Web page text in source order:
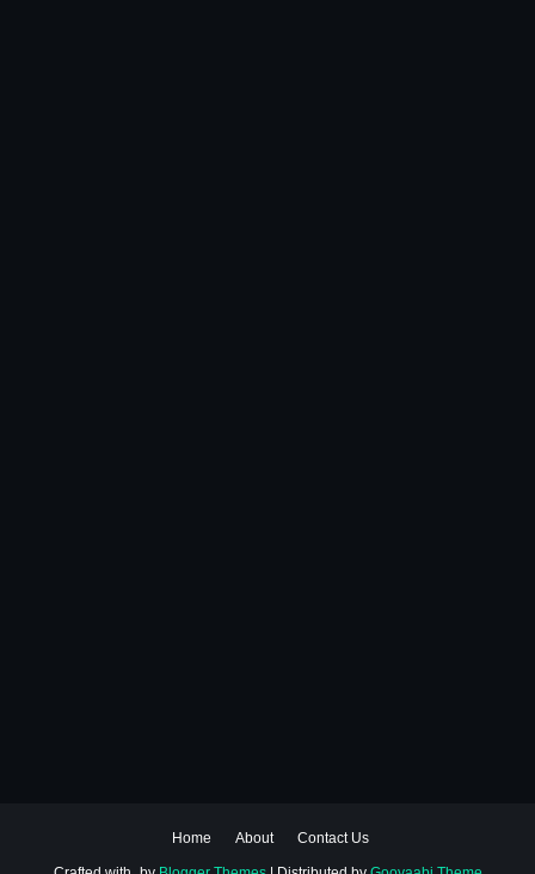
Home About Contact Us